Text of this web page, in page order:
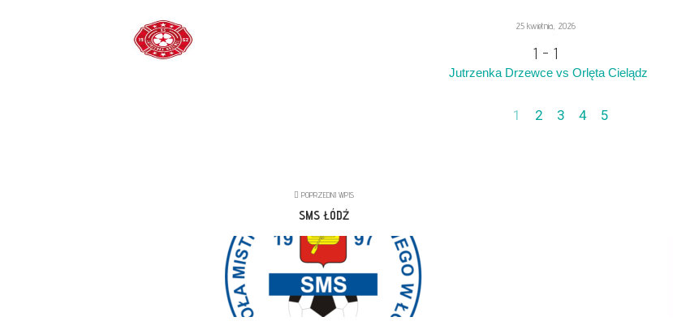
25 kwietnia, 2026
1 - 1
Jutrzenka Drzewce vs Orlęta Cielądz
1 2 3 4 5
POPRZEDNI WPIS
SMS ŁÓDŹ